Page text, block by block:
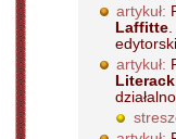
artykuł:
Laffitte.
artykuł: